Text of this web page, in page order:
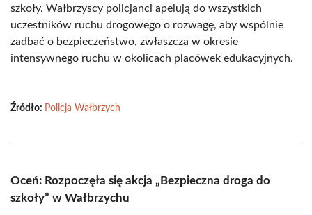
szkoły. Wałbrzyscy policjanci apelują do wszystkich
uczestników ruchu drogowego o rozwagę, aby wspólnie
zadbać o bezpieczeństwo, zwłaszcza w okresie
intensywnego ruchu w okolicach placówek edukacyjnych.
Źródło: Policja Wałbrzych
Oceń: Rozpoczęła się akcja „Bezpieczna droga do
szkoły” w Wałbrzychu